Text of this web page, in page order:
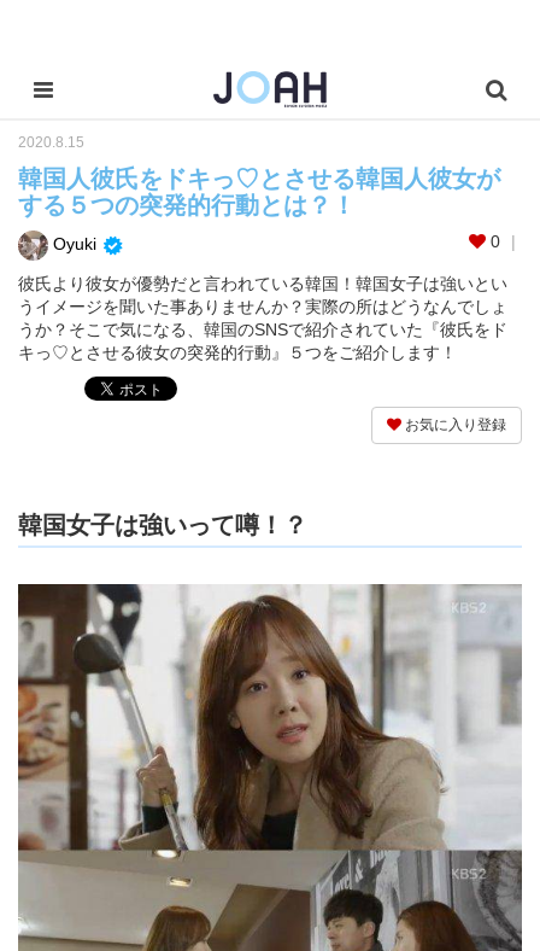
2020.8.15
韓国人彼氏をドキっ♡とさせる韓国人彼女が
する５つの突発的行動とは？！
Oyuki 0
彼氏より彼女が優勢だと言われている韓国！韓国女子は強いとい
うイメージを聞いた事ありませんか？実際の所はどうなんでしょ
うか？そこで気になる、韓国のSNSで紹介されていた『彼氏をド
キっ♡とさせる彼女の突発的行動』５つをご紹介します！
お気に入り登録
韓国女子は強いって噂！？